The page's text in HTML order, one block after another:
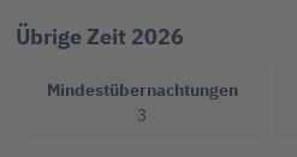
Wasserkocher
Übrige Zeit 2026
Mindestübernachtungen
3